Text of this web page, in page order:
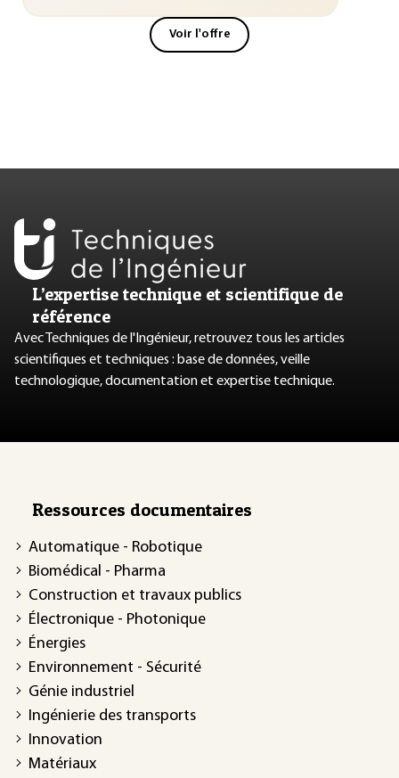
Voir l'offre
L’expertise technique et scientifique de
référence
Avec Techniques de l'Ingénieur, retrouvez tous les articles
scientifiques et techniques : base de données, veille
technologique, documentation et expertise technique.
Ressources documentaires
Automatique - Robotique
Biomédical - Pharma
Construction et travaux publics
Électronique - Photonique
Énergies
Environnement - Sécurité
Génie industriel
Ingénierie des transports
Innovation
Matériaux